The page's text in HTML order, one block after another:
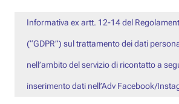
Informativa ex artt. 12-14 del
(“GDPR”) sul trattamento dei dati
nell’ambito del servizio di ricontatto a
inserimento dati nell’Adv Facebook/